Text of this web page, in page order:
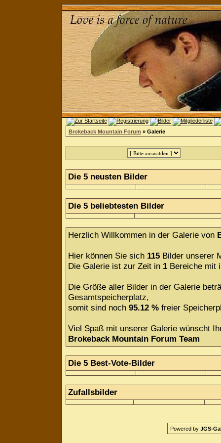
Brokeback Mountain Forum » Galerie
Die 5 neusten Bilder
Die 5 beliebtesten Bilder
Herzlich Willkommen in der Galerie von
Hier können Sie sich 115 Bilder unserer
Die Galerie ist zur Zeit in 1 Bereiche mit
Die Größe aller Bilder in der Galerie
Gesamtspeicherplatz,
somit sind noch 95.12 % freier
Viel Spaß mit unserer Galerie wünscht
Brokeback Mountain Forum Team
Die 5 Best-Vote-Bilder
Zufallsbilder
Powered by JGS-